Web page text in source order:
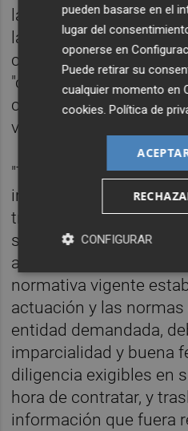
la aportada, sin una
las obligaciones y
contratado" y firmó los
"creyendo que lo que
correspondía con la
verbalmente se había
"Tampoco se le indicó
irrevocable,
trascendencia de la
suscripción de tal
añade y apunta que en
normativa vigente
actuación y las
entidad demandada,
imparcialidad y buena
diligencia exigibles en
hora de contratar, y
información que fuera
pueden basarse en el
lugar del
oponerse en
Puede retirar su
cualquier momento en
cookies.Política de
CONFIGURAR